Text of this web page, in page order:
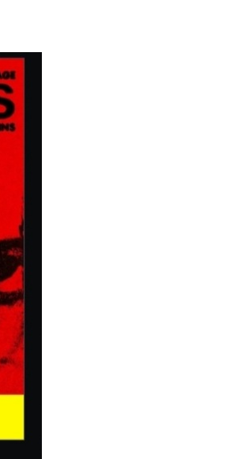
Cine